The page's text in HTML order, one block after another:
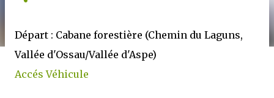
Départ : Cabane forestière (Chemin du Laguns,
Vallée d'Ossau/Vallée d'Aspe)
Accés Véhicule